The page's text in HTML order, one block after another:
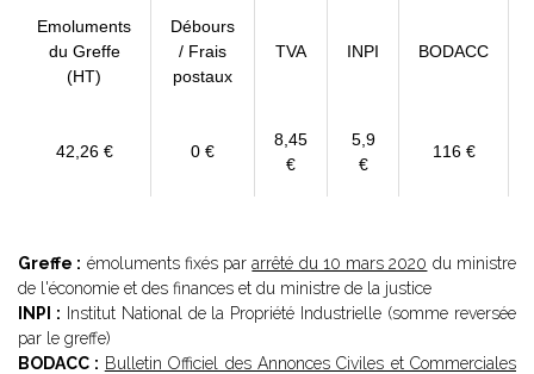
Emoluments
du Greffe
(HT)
Débours
/ Frais
postaux
TVA INPI BODACC
42,26 € 0 €
8,45
€
5,9
€
116 €
Greffe : émoluments fixés pararrêté du 10 mars 2020 du ministre
de l'économie et des finances et du ministre de la justice
INPI : Institut National de la Propriété Industrielle (somme reversée
par le greffe)
BODACC : Bulletin Officiel des Annonces Civiles et Commerciales